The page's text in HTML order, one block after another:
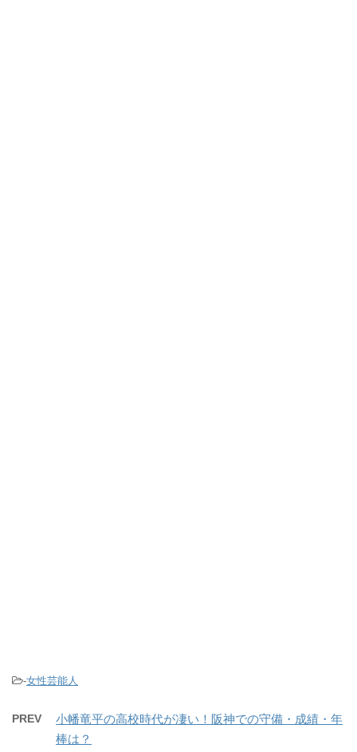
-女性芸能人
PREV
小幡竜平の高校時代が凄い！阪神での守備・成績・年
棒は？